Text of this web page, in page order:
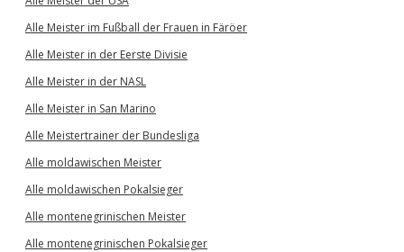
Alle Meister im Fußball der Frauen in Färöer
Alle Meister in der Eerste Divisie
Alle Meister in der NASL
Alle Meister in San Marino
Alle Meistertrainer der Bundesliga
Alle moldawischen Meister
Alle moldawischen Pokalsieger
Alle montenegrinischen Meister
Alle montenegrinischen Pokalsieger